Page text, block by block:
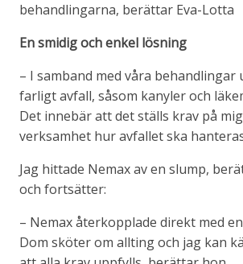
behandlingarna, berättar Eva-Lotta
En smidig och enkel lösning
– I samband med våra behandlingar
farligt avfall, såsom kanyler och
Det innebär att det ställs krav på
verksamhet hur avfallet ska
Jag hittade Nemax av en slump,
och fortsätter:
– Nemax återkopplade direkt med
Dom sköter om allting och jag kan